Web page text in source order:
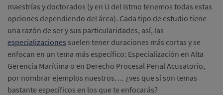
maestrías y doctorados (y en U del Istmo tenemos todas estas
opciones dependiendo del área). Cada tipo de estudio tiene
una razón de ser y sus particularidades, así, las
especializaciones suelen tener duraciones más cortas y se
enfocan en un tema más específico: Especialización en Alta
Gerencia Marítima o en Derecho Procesal Penal Acusatorio,
por nombrar ejemplos nuestros…. ¿ves que sí son temas
bastante específicos en los que te enfocarás?